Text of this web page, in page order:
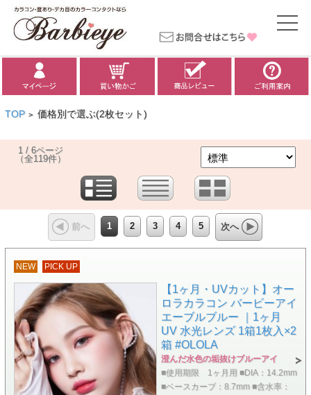
TOP > 価格別で選ぶ(2枚セット)
1 / 6ページ
（全119件）
前へ 1 2 3 4 5 次へ
NEW PICK UP
【1ヶ月・UVカット】オー
ロラカラコン バービーアイ
エーブルブルー ｜1ヶ月
UV 水光レンズ 1箱1枚入×2
箱 #OLOLA
澄んだ水色の垢抜けブルーアイ
■使用期限 1ヶ月用 ■DIA：14.2mm
■ベースカーブ：8.7mm ■含水率：